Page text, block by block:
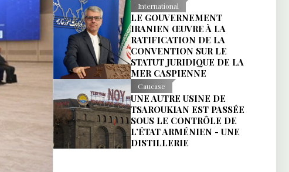
International
LE GOUVERNEMENT
IRANIEN ŒUVRE À LA
RATIFICATION DE LA
CONVENTION SUR LE
STATUT JURIDIQUE DE LA
MER CASPIENNE
Caucase
UNE AUTRE USINE DE
TSAROUKIAN EST PASSÉE
SOUS LE CONTRÔLE DE
L’ÉTAT ARMÉNIEN - UNE
DISTILLERIE